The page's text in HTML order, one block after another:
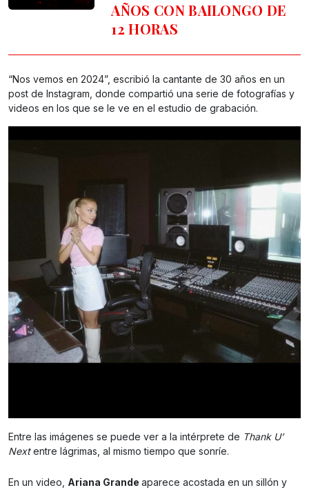
AÑOS CON BAILONGO DE
12 HORAS
“Nos vemos en 2024”, escribió la cantante de 30 años en un
post de Instagram, donde compartió una serie de fotografías y
videos en los que se le ve en el estudio de grabación.
Entre las imágenes se puede ver a la intérprete de Thank U’
Nextentre lágrimas, al mismo tiempo que sonríe.
En un video, Ariana Grande aparece acostada en un sillón y